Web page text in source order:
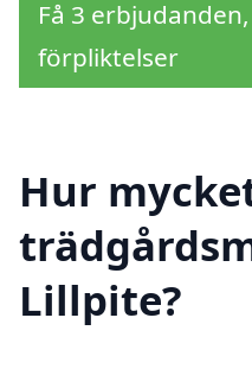
Få 3
förpliktelser
Hur
Lillpite?